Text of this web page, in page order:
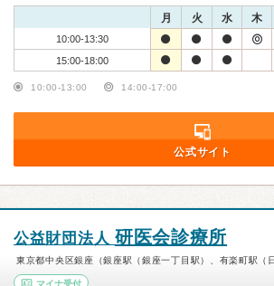
月 火 水 木
10:00-13:30
15:00-18:00
10:00-13:00 14:00-17:00
公式サイト
公益財団法人 研医会診療所
東京都中央区銀座（銀座駅（銀座一丁目駅）、有楽町駅（
マイナ受付